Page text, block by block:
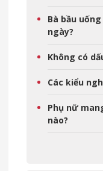
Bà bầu
ngày?
Không có
Các kiểu
Phụ nữ
nào?